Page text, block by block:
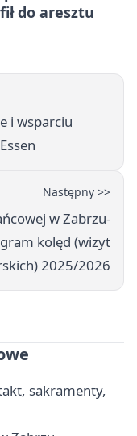
do aresztu
i wsparciu
Następny >>
w Zabrzu-
kolęd (wizyt
2025/2026
sakramenty,